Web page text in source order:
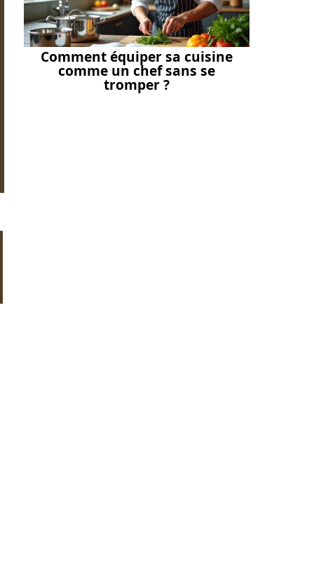
Comment équiper sa cuisine
comme un chef sans se
tromper ?